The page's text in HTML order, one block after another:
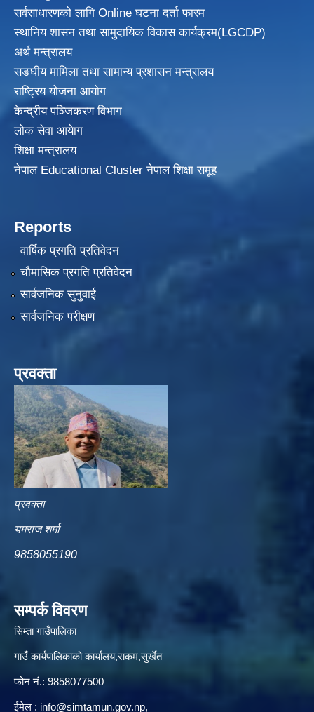
सर्वसाधारणको लागि Online घटना दर्ता फारम
स्थानिय शासन तथा सामुदायिक विकासकार्यक्रम(LGCDP)
अर्थ मन्त्रालय
सङघीय मामिला तथा सामान्य प्रशासन मन्त्रालय
राष्ट्रिय योजना आयोग
केन्द्रीय पञ्जिकरण विभाग
लोक सेवा आयेाग
शिक्षा मन्त्रालय
नेपाल Educational Cluster नेपाल शिक्षा समूह
Reports
वार्षिक प्रगति प्रतिवेदन
चौमासिक प्रगति प्रतिवेदन
सार्वजनिक सुनुवाई
सार्वजनिक परीक्षण
प्रवक्ता
प्रवक्ता
यमराज शर्मा
9858055190
सम्पर्क विवरण
सिम्ता गाउँपालिका
गाउँ कार्यपालिकाको कार्यालय,राकम,सुर्खेत
फोन नं.: 9858077500
ईमेल‌ : info@simtamun.gov.np,